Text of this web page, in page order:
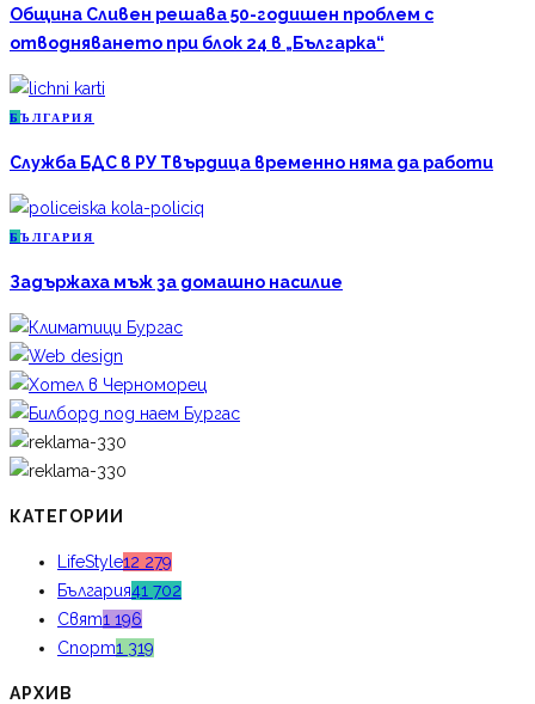
Община Сливен решава 50-годишен проблем с
отводняването при блок 24 в „Българка“
Б ЪЛГАРИЯ
Служба БДС в РУ Твърдица временно няма да работи
Б ЪЛГАРИЯ
Задържаха мъж за домашно насилие
КАТЕГОРИИ
LifeStyle12 279
България41 702
Свят1 196
Спорт1 319
АРХИВ